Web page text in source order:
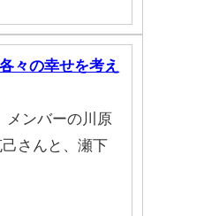
々の幸せを考え
メンバーの川原
さんと、瀬下